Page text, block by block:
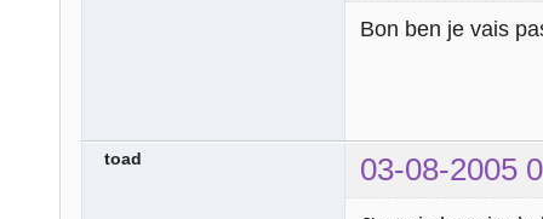
Bon ben je vais
toad 03-08-2005